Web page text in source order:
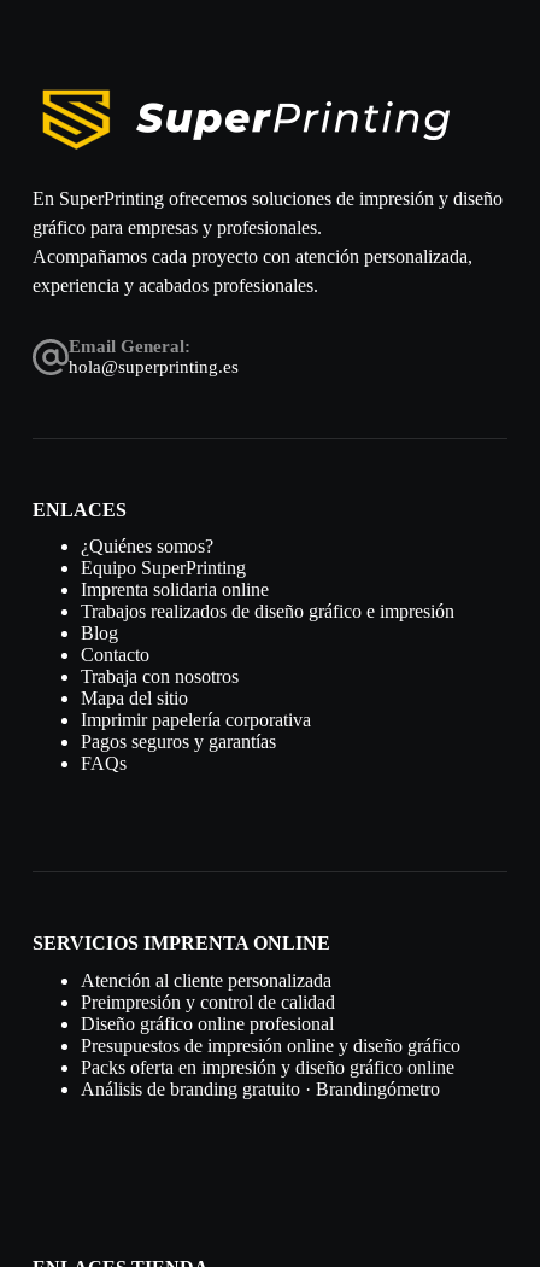
En SuperPrinting ofrecemos soluciones de impresión y diseño
gráfico para empresas y profesionales.
Acompañamos cada proyecto con atención personalizada,
experiencia y acabados profesionales.
Email General:
hola@superprinting.es
ENLACES
¿Quiénes somos?
Equipo SuperPrinting
Imprenta solidaria online
Trabajos realizados de diseño gráfico e impresión
Blog
Contacto
Trabaja con nosotros
Mapa del sitio
Imprimir papelería corporativa
Pagos seguros y garantías
FAQs
SERVICIOS IMPRENTA ONLINE
Atención al cliente personalizada
Preimpresión y control de calidad
Diseño gráfico online profesional
Presupuestos de impresión online y diseño gráfico
Packs oferta en impresión y diseño gráfico online
Análisis de branding gratuito · Brandingómetro